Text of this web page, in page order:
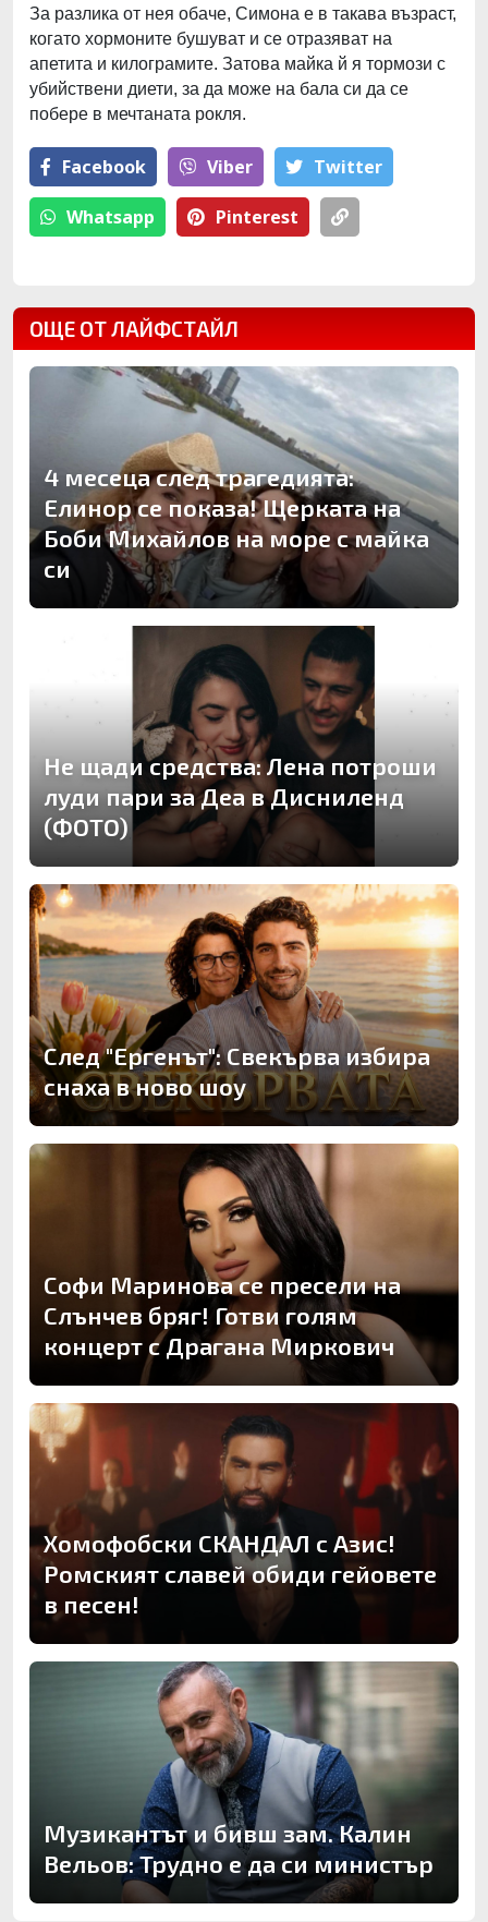
За разлика от нея обаче, Симона е в такава възраст,
когато хормоните бушуват и се отразяват на
апетита и килограмите. Затова майка й я тормози с
убийствени диети, за да може на бала си да се
побере в мечтаната рокля.
Facebook Viber Тwitter
Whatsapp Pinterest
ОЩЕ ОТ ЛАЙФСТАЙЛ
4 месеца след трагедията:
Елинор се показа! Щерката на
Боби Михайлов на море с майка
си
Не щади средства: Лена потроши
луди пари за Деа в Дисниленд
(ФОТО)
След "Ергенът": Свекърва избира
снаха в ново шоу
Софи Маринова се пресели на
Слънчев бряг! Готви голям
концерт с Драгана Миркович
Хомофобски СКАНДАЛ с Азис!
Ромският славей обиди гейовете
в песен!
Музикантът и бивш зам. Калин
Вельов: Трудно е да си министър